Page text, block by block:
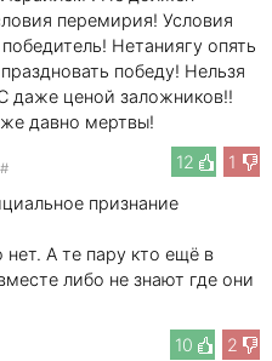
перемирия! Условия
Нетаниягу опять
победу! Нельзя
даже ценой заложников!!
давно мертвы!
12
1
#
признание
А те пару кто ещё в
либо не знают где они
10
2